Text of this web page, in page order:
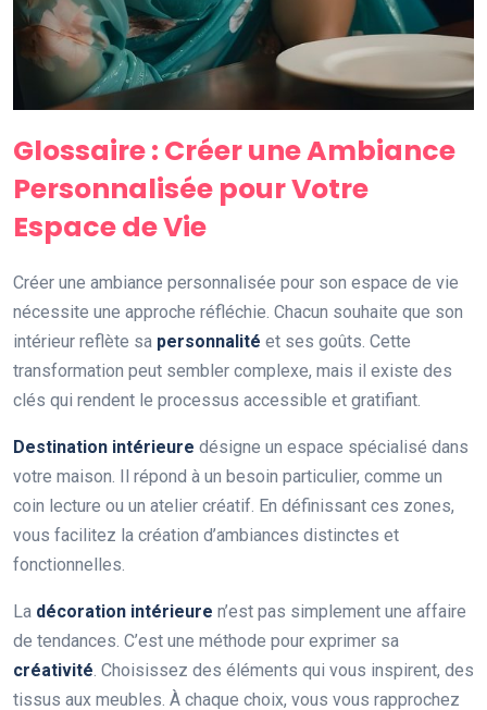
Glossaire : Créer une Ambiance
Personnalisée pour Votre
Espace de Vie
Créer une ambiance personnalisée pour son espace de vie
nécessite une approche réfléchie. Chacun souhaite que son
intérieur reflète sa personnalité et ses goûts. Cette
transformation peut sembler complexe, mais il existe des
clés qui rendent le processus accessible et gratifiant.
Destination intérieure désigne un espace spécialisé dans
votre maison. Il répond à un besoin particulier, comme un
coin lecture ou un atelier créatif. En définissant ces zones,
vous facilitez la création d’ambiances distinctes et
fonctionnelles.
La décoration intérieure n’est pas simplement une affaire
de tendances. C’est une méthode pour exprimer sa
créativité. Choisissez des éléments qui vous inspirent, des
tissus aux meubles. À chaque choix, vous vous rapprochez